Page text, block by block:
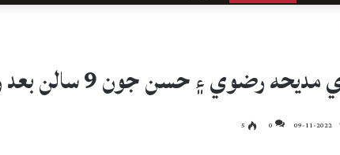
رضوي ۽ حسن جون 9 سالن بعد راهون ڌار
09-11-2022
0
5